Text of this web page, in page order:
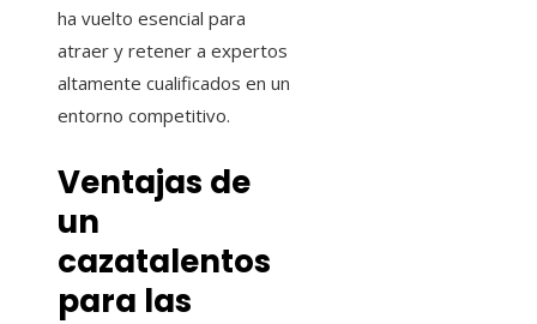
ha vuelto esencial para
atraer y retener a expertos
altamente cualificados en un
entorno competitivo.
Ventajas de
un
cazatalentos
para las